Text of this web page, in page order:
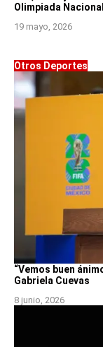
Olimpiada
19 mayo, 2026
Otros Deportes
“Vemos buen
Gabriela Cuevas
8 junio, 2026